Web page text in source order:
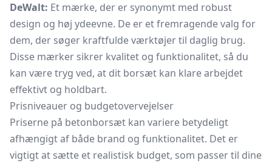
DeWalt: Et mærke, der er synonymt med robust
design og høj ydeevne. De er et fremragende valg for
dem, der søger kraftfulde værktøjer til daglig brug.
Disse mærker sikrer kvalitet og funktionalitet, så du
kan være tryg ved, at dit borsæt kan klare arbejdet
effektivt og holdbart.
Prisniveauer og budgetovervejelser
Priserne på betonborsæt kan variere betydeligt
afhængigt af både brand og funktionalitet. Det er
vigtigt at sætte et realistisk budget, som passer til dine